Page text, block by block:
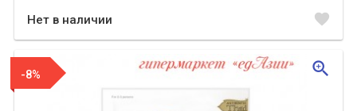
Нет в наличии favorite
-8% zoom_in